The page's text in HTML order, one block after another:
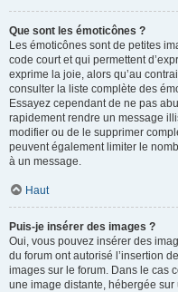
Que sont les émoticônes ?
Les émoticônes sont de petites
code court et qui permettent
exprime la joie, alors qu’au
consulter la liste complète des
Essayez cependant de ne pas
rapidement rendre un message
modifier ou de le supprimer
peuvent également limiter le
à un message.
Haut
Puis-je insérer des images ?
Oui, vous pouvez insérer des
du forum ont autorisé l’insertion
images sur le forum. Dans le cas
une image distante, hébergée